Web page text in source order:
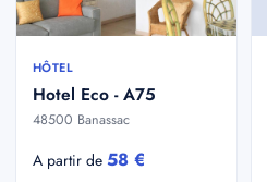
HÔTEL
Hotel Eco - A75
48500 Banassac
A partir de 58 €